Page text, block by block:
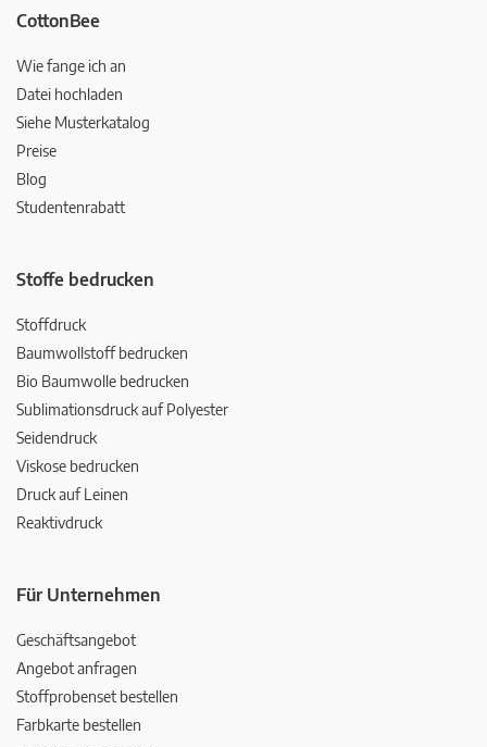
CottonBee
Wie fange ich an
Datei hochladen
Siehe Musterkatalog
Preise
Blog
Studentenrabatt
Stoffe bedrucken
Stoffdruck
Baumwollstoff bedrucken
Bio Baumwolle bedrucken
Sublimationsdruck auf Polyester
Seidendruck
Viskose bedrucken
Druck auf Leinen
Reaktivdruck
Für Unternehmen
Geschäftsangebot
Angebot anfragen
Stoffprobenset bestellen
Farbkarte bestellen